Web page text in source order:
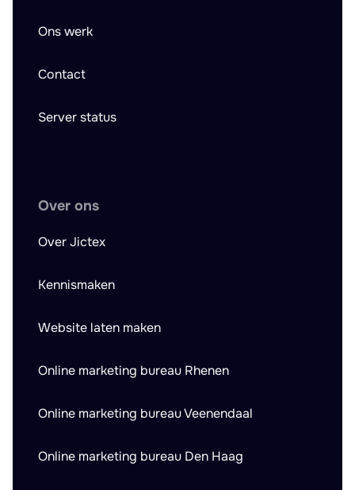
Ons werk
Contact
Server status
Over ons
Over Jictex
Kennismaken
Website laten maken
Online marketing bureau Rhenen
Online marketing bureau Veenendaal
Online marketing bureau Den Haag